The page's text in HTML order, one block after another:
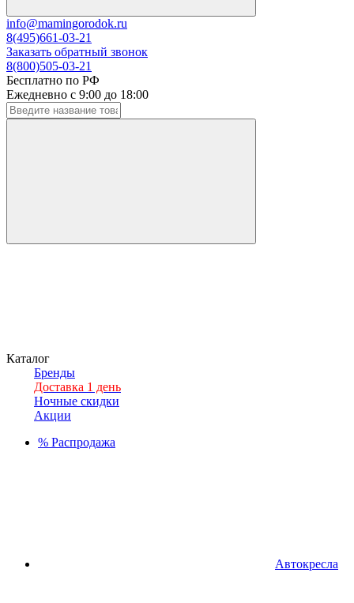
info@mamingorodok.ru
8(495)661-03-21
Заказать обратный звонок
8(800)505-03-21
Бесплатно по РФ
Ежедневно с 9:00 до 18:00
Каталог
Бренды
Доставка 1 день
Ночные скидки
Акции
% Распродажа
Автокресла